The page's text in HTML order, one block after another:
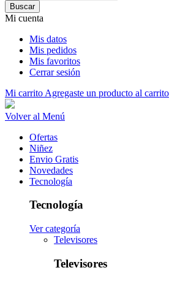
Buscar
Mi cuenta
Mis datos
Mis pedidos
Mis favoritos
Cerrar sesión
Mi carrito Agregaste un producto al carrito
Volver al Menú
Ofertas
Niñez
Envio Gratis
Novedades
Tecnología
Tecnología
Ver categoría
Televisores
Televisores